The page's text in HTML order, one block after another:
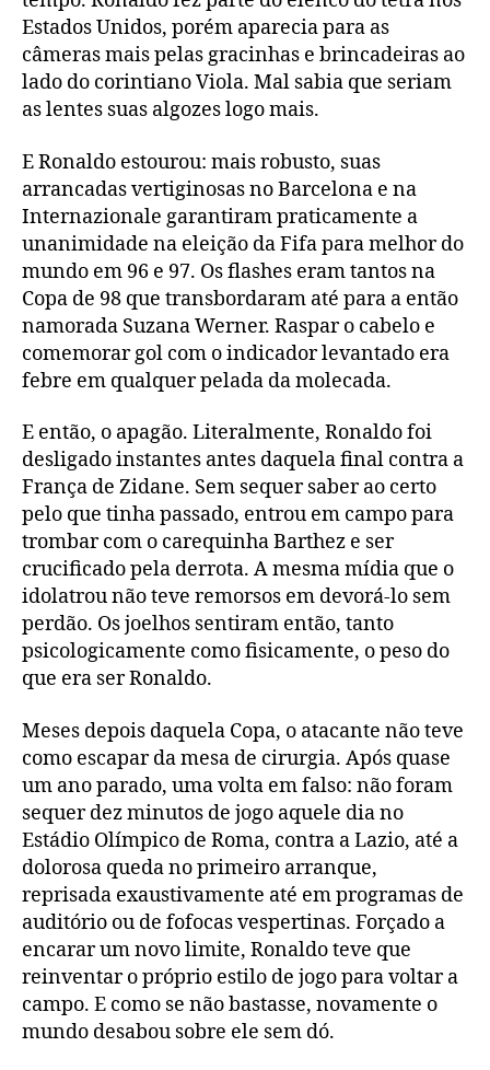
Estados Unidos, porém aparecia para as
câmeras mais pelas gracinhas e brincadeiras ao
lado do corintiano Viola. Mal sabia que seriam
as lentes suas algozes logo mais.
E Ronaldo estourou: mais robusto, suas
arrancadas vertiginosas no Barcelona e na
Internazionale garantiram praticamente a
unanimidade na eleição da Fifa para melhor do
mundo em 96 e 97. Os flashes eram tantos na
Copa de 98 que transbordaram até para a então
namorada Suzana Werner. Raspar o cabelo e
comemorar gol com o indicador levantado era
febre em qualquer pelada da molecada.
E então, o apagão. Literalmente, Ronaldo foi
desligado instantes antes daquela final contra a
França de Zidane. Sem sequer saber ao certo
pelo que tinha passado, entrou em campo para
trombar com o carequinha Barthez e ser
crucificado pela derrota. A mesma mídia que o
idolatrou não teve remorsos em devorá-lo sem
perdão. Os joelhos sentiram então, tanto
psicologicamente como fisicamente, o peso do
que era ser Ronaldo.
Meses depois daquela Copa, o atacante não teve
como escapar da mesa de cirurgia. Após quase
um ano parado, uma volta em falso: não foram
sequer dez minutos de jogo aquele dia no
Estádio Olímpico de Roma, contra a Lazio, até a
dolorosa queda no primeiro arranque,
reprisada exaustivamente até em programas de
auditório ou de fofocas vespertinas. Forçado a
encarar um novo limite, Ronaldo teve que
reinventar o próprio estilo de jogo para voltar a
campo. E como se não bastasse, novamente o
mundo desabou sobre ele sem dó.